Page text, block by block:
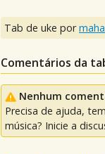
Tab de uke por
Comentários da
Nenhum
Precisa de ajuda,
música? Inicie a